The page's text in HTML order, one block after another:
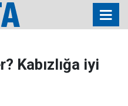
Kabızlığa iyi